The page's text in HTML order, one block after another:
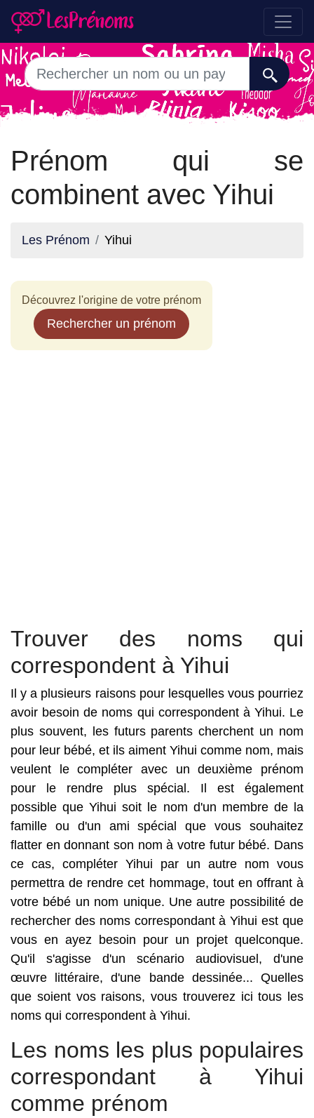
Prénom qui se
combinent avec Yihui
Les Prénom Yihui
Découvrez l'origine de votre prénom
Rechercher un prénom
Trouver des noms qui
correspondent à Yihui
Il y a plusieurs raisons pour lesquelles vous pourriez
avoir besoin de noms qui correspondent à Yihui. Le
plus souvent, les futurs parents cherchent un nom
pour leur bébé, et ils aiment Yihui comme nom, mais
veulent le compléter avec un deuxième prénom
pour le rendre plus spécial. Il est également
possible que Yihui soit le nom d'un membre de la
famille ou d'un ami spécial que vous souhaitez
flatter en donnant son nom à votre futur bébé. Dans
ce cas, compléter Yihui par un autre nom vous
permettra de rendre cet hommage, tout en offrant à
votre bébé un nom unique. Une autre possibilité de
rechercher des noms correspondant à Yihui est que
vous en ayez besoin pour un projet quelconque.
Qu'il s'agisse d'un scénario audiovisuel, d'une
œuvre littéraire, d'une bande dessinée... Quelles
que soient vos raisons, vous trouverez ici tous les
noms qui correspondent à Yihui.
Les noms les plus populaires
correspondant à Yihui
comme prénom